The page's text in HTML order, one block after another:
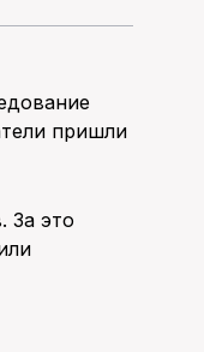
пришли
За это